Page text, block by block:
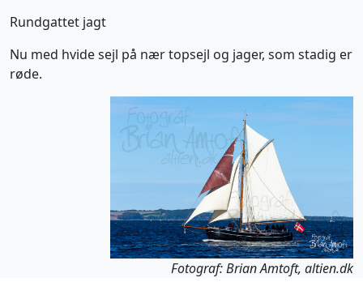
Rundgattet jagt
Nu med hvide sejl på nær topsejl og jager, som stadig er
røde.
Fotograf: Brian Amtoft, altien.dk